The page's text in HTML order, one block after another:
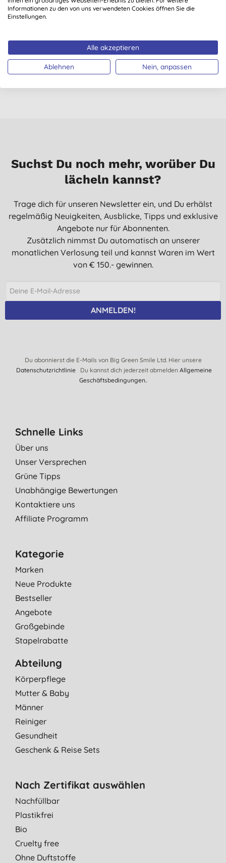
Feinwaschmittel 5L
Vorteilsgröße
22,23 € KAUFEN
5L
18,45 € KAUFEN
Suchst Du noch mehr, worüber Du
lächeln kannst?
Trage dich für unseren Newsletter ein, und Du erhälst
regelmäßig Neuigkeiten, Ausblicke, Tipps und exklusive
Angebote nur für Abonnenten.
Zusätzlich nimmst Du automatisch an unserer
monatlichen Verlosung teil und kannst Waren im Wert
von € 150.- gewinnen.
ANMELDEN!
Du abonnierst die E-Mails von Big Green Smile Ltd. Hier unsere
DatenschutzrichtlinieDu kannst dich jederzeit abmelden Allgemeine
Geschäftsbedingungen..
Schnelle Links
Über uns
Unser Versprechen
Grüne Tipps
Unabhängige Bewertungen
Kontaktiere uns
Affiliate Programm
Kategorie
Marken
Neue Produkte
Bestseller
Angebote
Großgebinde
Stapelrabatte
Abteilung
Körperpflege
Mutter & Baby
Männer
Reiniger
Gesundheit
Geschenk & Reise Sets
Nach Zertifikat auswählen
Nachfüllbar
Plastikfrei
Bio
Cruelty free
Ohne Duftstoffe
Informationen zu den von uns verwendeten Cookies öffnen Sie die
Einstellungen.
Alle akzeptieren
Ablehnen Nein, anpassen